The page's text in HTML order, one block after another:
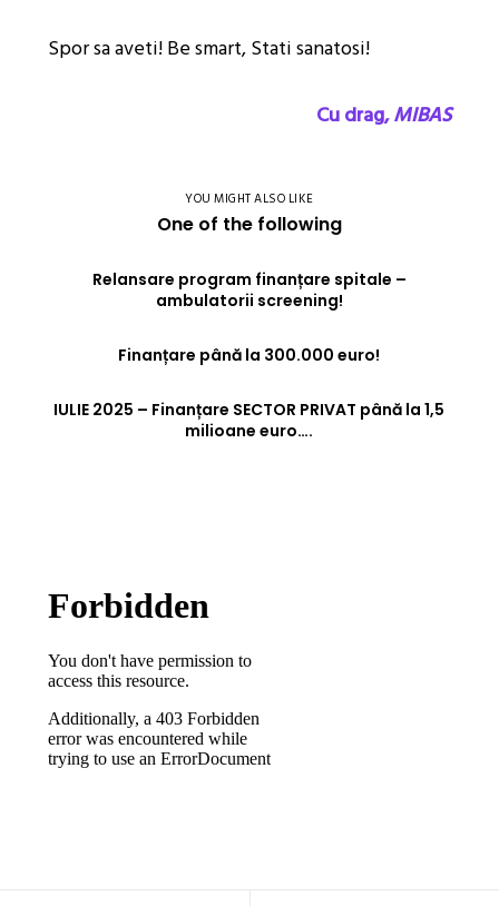
Spor sa aveti! Be smart, Stati sanatosi!
Cu drag,MIBAS
YOU MIGHT ALSO LIKE
One of the following
Relansare program finanțare spitale –
ambulatorii screening!
Finanțare până la 300.000 euro!
IULIE 2025 – Finanțare SECTOR PRIVAT până la 1,5
milioane euro….